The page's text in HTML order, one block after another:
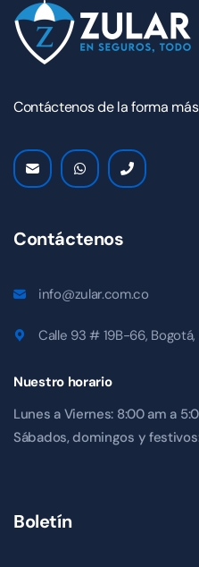
Contáctenos de la forma
Contáctenos
info@zular.com.co
Calle 93 # 19B-66,
Nuestro horario
Lunes a Viernes: 8:00 am a
Sábados, domingos y
Boletín